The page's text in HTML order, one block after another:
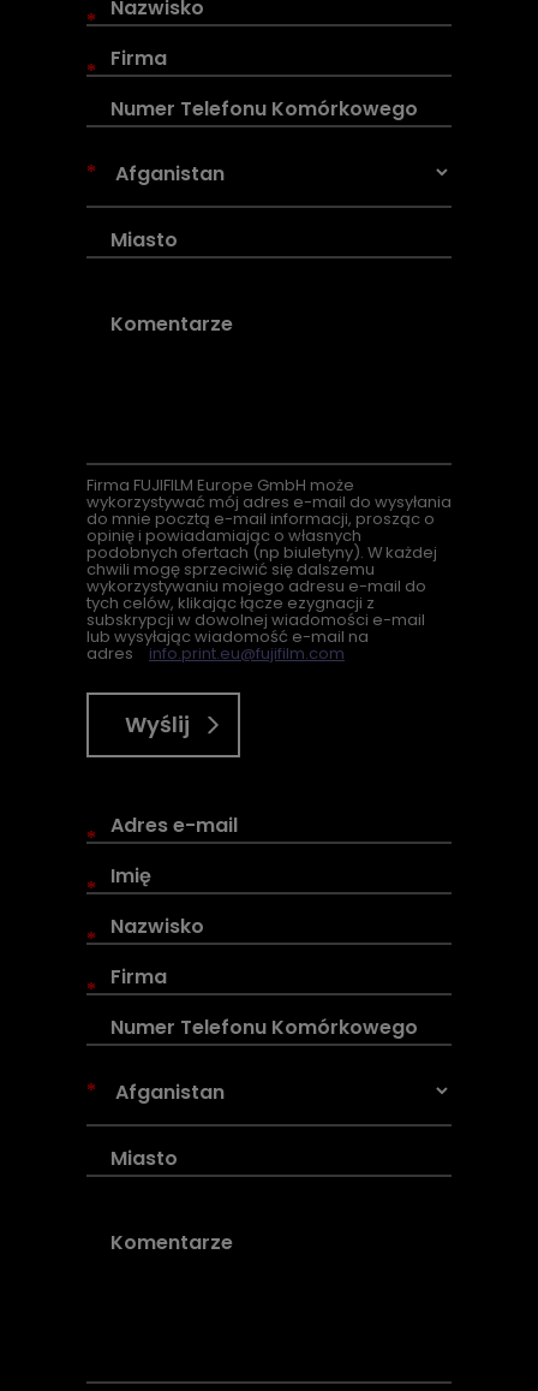
*
*
*
Firma FUJIFILM Europe GmbH może
wykorzystywać mój adres e-mail do wysyłania
do mnie pocztą e-mail informacji, prosząc o
opinię i powiadamiając o własnych
podobnych ofertach (np biuletyny). W każdej
chwili mogę sprzeciwić się dalszemu
wykorzystywaniu mojego adresu e-mail do
tych celów, klikając łącze ezygnacji z
subskrypcji w dowolnej wiadomości e-mail
lub wysyłając wiadomość e-mail na
adres info.print.eu@fujifilm.com
Wyślij
*
*
*
*
*